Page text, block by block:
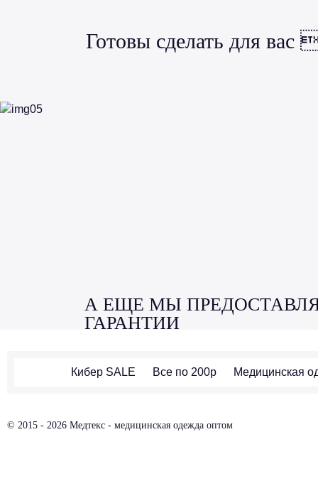
Готовы сделать для
Кибер SALE Все по 200р Медицинская
© 2015 - 2026 Медтекс - медицинская одежда оптом
А ЕЩЕ МЫ
ГАРАНТИИ